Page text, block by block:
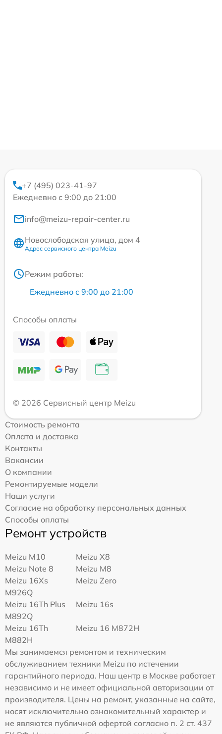
+7 (495) 023-41-97
Ежедневно с 9:00 до 21:00
info@meizu-repair-center.ru
Новослободская улица, дом 4
Адрес сервисного центра Meizu
Режим работы:
Ежедневно с 9:00 до 21:00
Способы оплаты
© 2026 Сервисный центр Meizu
Стоимость ремонта
Оплата и доставка
Контакты
Вакансии
О компании
Ремонтируемые модели
Наши услуги
Согласие на обработку персональных данных
Способы оплаты
Ремонт устройств
Meizu M10
Meizu X8
Meizu Note 8
Meizu M8
Meizu 16Xs
M926Q
Meizu Zero
Meizu 16Th Plus
M892Q
Meizu 16s
Meizu 16Th
M882H
Meizu 16 M872H
Мы занимаемся ремонтом и техническим
обслуживанием техники Meizu по истечении
гарантийного периода. Наш центр в Москве работает
независимо и не имеет официальной авторизации от
производителя. Цены на ремонт, указанные на сайте,
носят исключительно ознакомительный характер и
не являются публичной офертой согласно п. 2 ст. 437